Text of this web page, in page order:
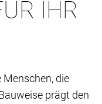
IHR
die
prägt den